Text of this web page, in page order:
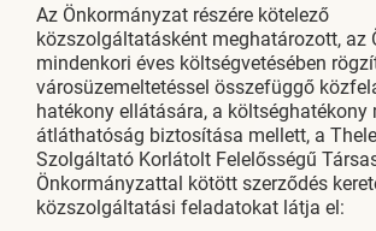
Az Önkormányzat részére kötelező
közszolgáltatásként meghatározott, az
mindenkori éves költségvetésében
városüzemeltetéssel összefüggő
hatékony ellátására, a költséghatékony
átláthatóság biztosítása mellett, a
Szolgáltató Korlátolt Felelősségű
Önkormányzattal kötött szerződés
közszolgáltatási feladatokat látja el: